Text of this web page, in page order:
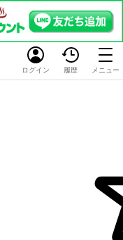
ログイン 履歴 メニュー